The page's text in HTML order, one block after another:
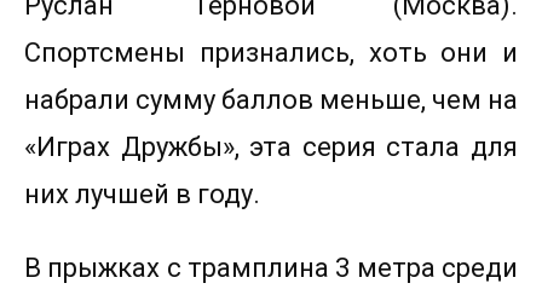
Спортсмены признались, хоть они и
набрали сумму баллов меньше, чем на
«Играх Дружбы», эта серия стала для
них лучшей в году.
В прыжках с трамплина 3 метра среди